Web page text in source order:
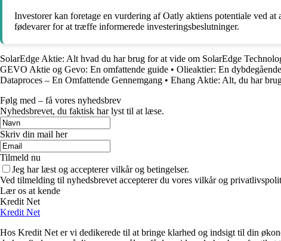
Investorer kan foretage en vurdering af Oatly aktiens potentiale ved
fødevarer for at træffe informerede investeringsbeslutninger.
SolarEdge Aktie: Alt hvad du har brug for at vide om SolarEdge
GEVO Aktie og Gevo: En omfattende guide • Olieaktier: En
Dataproces – En Omfattende Gennemgang • Ehang Aktie: Alt, du har
Følg med – få vores nyhedsbrev
Nyhedsbrevet, du faktisk har lyst til at læse.
Skriv din mail her
Tilmeld nu
Jeg har læst og accepterer vilkår og betingelser.
Ved tilmelding til nyhedsbrevet accepterer du vores vilkår og
Lær os at kende
Kredit Net
Kredit Net
Hos Kredit Net er vi dedikerede til at bringe klarhed og indsigt til din